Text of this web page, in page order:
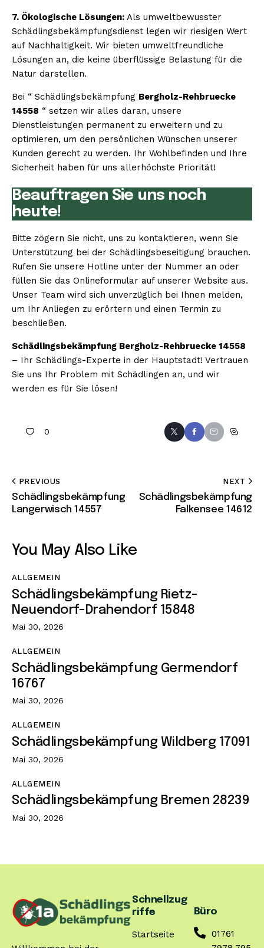
7. Ökologische Lösungen: Als umweltbewusster
Schädlingsbekämpfungsdienst legen wir riesigen Wert
auf Nachhaltigkeit. Wir bieten umweltfreundliche
Lösungen an, die keine überflüssige Belastung für die
Natur darstellen.
Bei “ Schädlingsbekämpfung Bergholz-Rehbruecke
14558 “ setzen wir alles daran, unsere
Dienstleistungen permanent zu erweitern und zu
optimieren, um den persönlichen Wünschen unserer
Kunden gerecht zu werden. Ihr Wohlbefinden und Ihre
Sicherheit haben für uns allerhöchste Priorität!
Beauftragen Sie uns noch
heute!
Bitte zögern Sie nicht, uns zu kontaktieren, wenn Sie
Unterstützung bei der Schädlingsbeseitigung brauchen.
Rufen Sie unsere Hotline unter der Nummer an oder
füllen Sie das Onlineformular auf unserer Website aus.
Unser Team wird sich unverzüglich bei Ihnen melden,
um Ihr Anliegen zu erörtern und einen Termin zu
beschließen.
Schädlingsbekämpfung Bergholz-Rehbruecke 14558
– Ihr Schädlings-Experte in der Hauptstadt! Vertrauen
Sie uns Ihr Problem mit Schädlingen an, und wir
werden es für Sie lösen!
0
PREVIOUS
Schädlingsbekämpfung
Langerwisch 14557
NEXT
Schädlingsbekämpfung
Falkensee 14612
You May Also Like
ALLGEMEIN
Schädlingsbekämpfung Rietz-
Neuendorf-Drahendorf 15848
Mai 30, 2026
ALLGEMEIN
Schädlingsbekämpfung Germendorf
16767
Mai 30, 2026
ALLGEMEIN
Schädlingsbekämpfung Wildberg 17091
Mai 30, 2026
ALLGEMEIN
Schädlingsbekämpfung Bremen 28239
Mai 30, 2026
Schnellzug
riffe
Startseite
Büro
01761